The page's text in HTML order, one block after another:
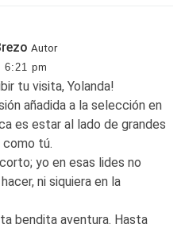
Autor
6:21 pm
tu visita, Yolanda!
añadida a la selección en
es estar al lado de grandes
tú.
yo en esas lides no
ni siquiera en la
bendita aventura. Hasta